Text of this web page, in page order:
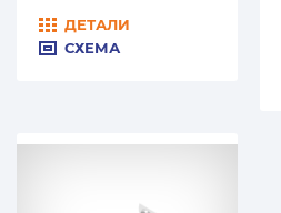
ДЕТАЛИ
СХЕМА